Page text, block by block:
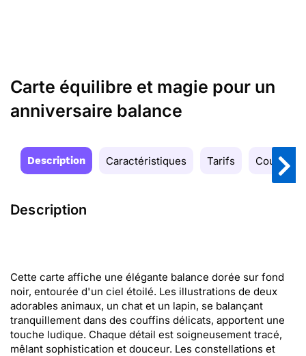
Carte équilibre et magie pour un
anniversaire balance
Description Caractéristiques Tarifs Couleurs
Description
Cette carte affiche une élégante balance dorée sur fond
noir, entourée d'un ciel étoilé. Les illustrations de deux
adorables animaux, un chat et un lapin, se balançant
tranquillement dans des couffins délicats, apportent une
touche ludique. Chaque détail est soigneusement tracé,
mêlant sophistication et douceur. Les constellations et